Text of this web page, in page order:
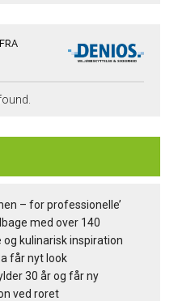
– for professionelle’
med over 140
og kulinarisk inspiration
får nyt look
30 år og får ny
ved roret